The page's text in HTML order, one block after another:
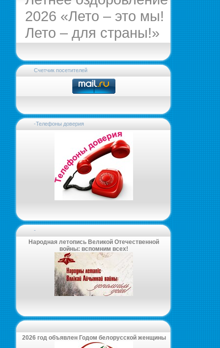
2026 «Лето – это мы!
Лето – для страны!»
Счетчик посетителей
-Телефоны доверия
-
Народная летопись Великой Отечественной
войны: вспомним всех!
2026 год объявлен Годом белорусской женщины